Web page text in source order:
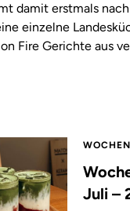
damit erstmals
einzelne
Fire Gerichte aus
Juli –